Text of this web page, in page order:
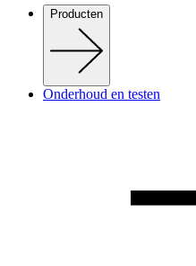
Producten
Onderhoud en testen